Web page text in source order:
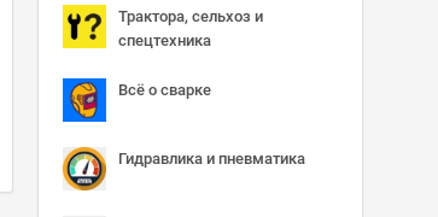
Трактора, сельхоз и
спецтехника
Всё о сварке
Гидравлика и пневматика